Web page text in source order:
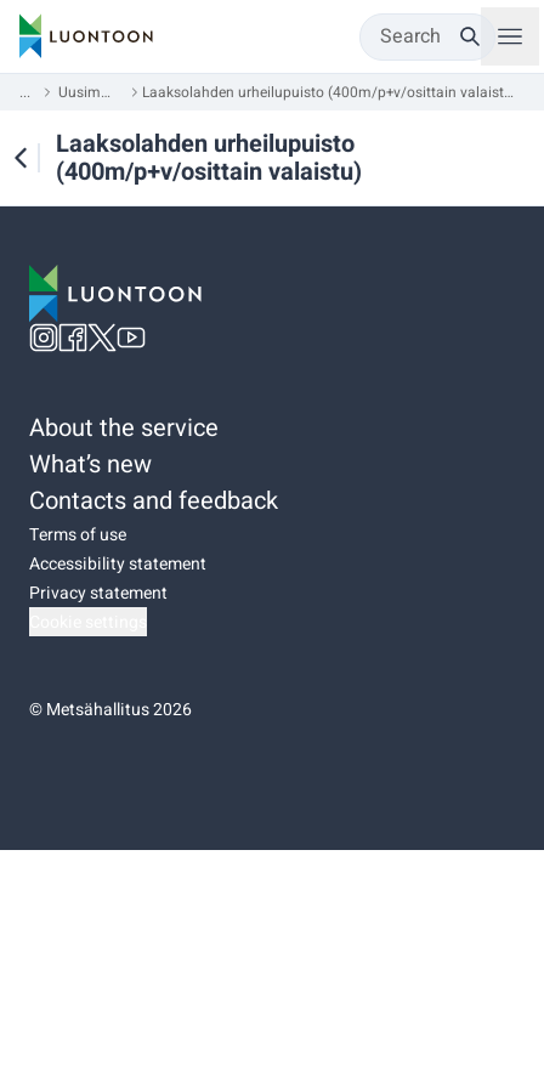
Search
... Uusimaa Laaksolahden urheilupuisto (400m/p+v/osittain valaistu)
Laaksolahden urheilupuisto
(400m/p+v/osittain valaistu)
About the service
What’s new
Contacts and feedback
Terms of use
Accessibility statement
Privacy statement
©Metsähallitus 2026